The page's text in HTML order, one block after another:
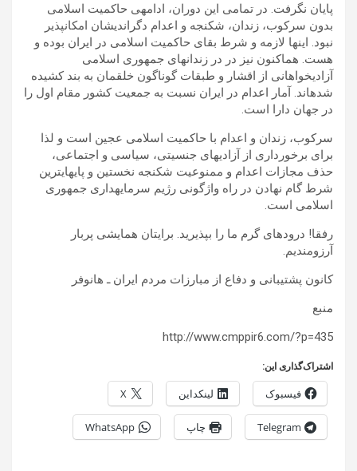
پایان نگرفت. در تمامی این دوران، ادامهی حاکمیت اسلامی
بدون سرکوب، زندان، شکنجه و اعدام دگراندیشان امکانپذیر
نبود. اینها لازمه و شرط بقای حاکمیت اسلامی در ایران بوده و
هست. هماکنون نیز در در زندانهای جمهوری اسلامی
آزادیخواهانی از اقشار و طبقات گوناگون خلقمان به بند کشیده
شدهاند. آمار اعدام در ایران نسبت به جمعیت کشور مقام اول را
در جهان دارا است.
سرکوب، زندان و اعدام با حاکمیت اسلامی عجین است و لذا
برای برخورداری از آزادیهای جنسیتی، سیاسی و اجتماعی،
حذف مجازات اعدام و ممنوعیت شکنجه نخستین و پایهایترین
شرط گام نهادن در راه واژگونی رژیم سرمایهداری جمهوری
اسلامی است.
رفقا! درودهای گرم ما را بپذیرید. برایتان همایشی پربار
آرزومندیم.
کانون پشتیبانی و دفاع از مبارزات مردم ایران ـ هانوفر
منبع
http://www.cmppir6.com/?p=435
اشتراک‌گذاری این:
فیسبوک لینکداین X
Telegram چاپ WhatsApp